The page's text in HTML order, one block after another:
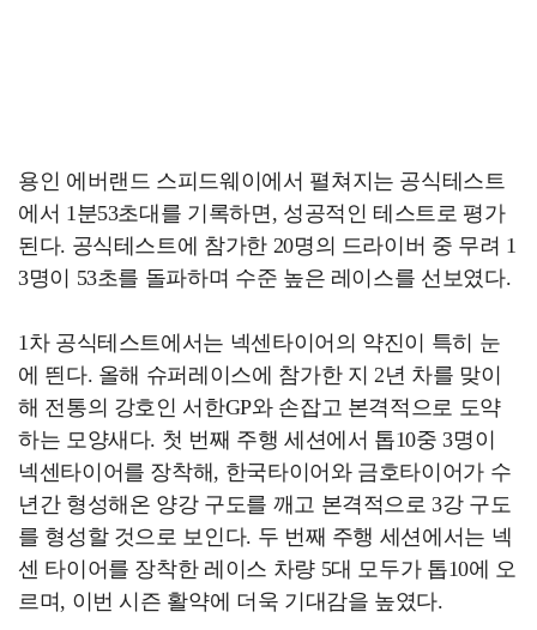
용인 에버랜드 스피드웨이에서 펼쳐지는 공식테스트
에서 1분53초대를 기록하면, 성공적인 테스트로 평가
된다. 공식테스트에 참가한 20명의 드라이버 중 무려 1
3명이 53초를 돌파하며 수준 높은 레이스를 선보였다.
1차 공식테스트에서는 넥센타이어의 약진이 특히 눈
에 띈다. 올해 슈퍼레이스에 참가한 지 2년 차를 맞이
해 전통의 강호인 서한GP와 손잡고 본격적으로 도약
하는 모양새다. 첫 번째 주행 세션에서 톱10중 3명이
넥센타이어를 장착해, 한국타이어와 금호타이어가 수
년간 형성해온 양강 구도를 깨고 본격적으로 3강 구도
를 형성할 것으로 보인다. 두 번째 주행 세션에서는 넥
센 타이어를 장착한 레이스 차량 5대 모두가 톱10에 오
르며, 이번 시즌 활약에 더욱 기대감을 높였다.